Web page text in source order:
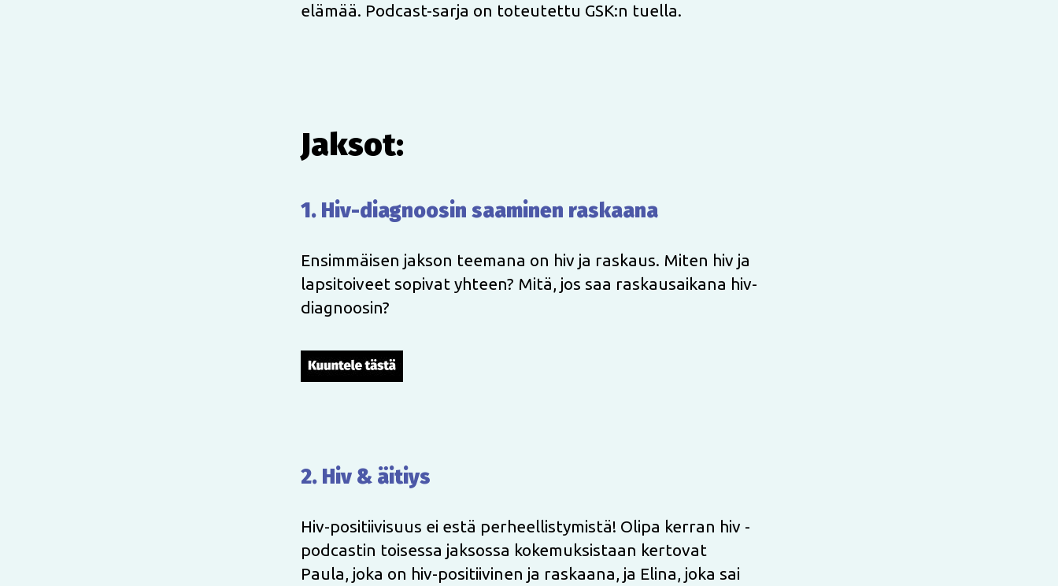
elämää. Podcast-sarja on toteutettu GSK:n tuella.
Jaksot:
1. Hiv-diagnoosin saaminen raskaana
Ensimmäisen jakson teemana on hiv ja raskaus. Miten hiv ja
lapsitoiveet sopivat yhteen? Mitä, jos saa raskausaikana hiv-
diagnoosin?
2. Hiv & äitiys
Hiv-positiivisuus ei estä perheellistymistä! Olipa kerran hiv -
podcastin toisessa jaksossa kokemuksistaan kertovat
Paula, joka on hiv-positiivinen ja raskaana, ja Elina, joka sai